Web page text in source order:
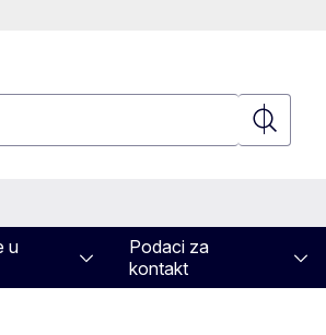
u
Podaci za
kontakt